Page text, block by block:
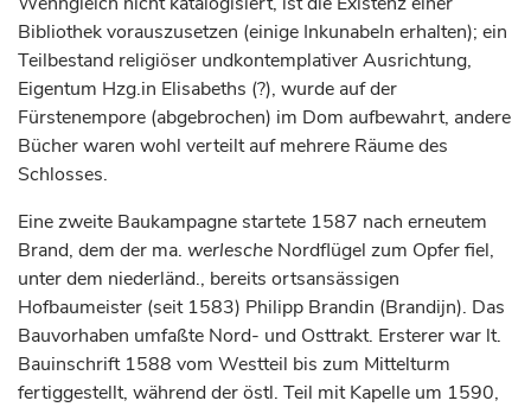
Bibliothek vorauszusetzen (einige Inkunabeln erhalten); ein
Teilbestand religiöser undkontemplativer Ausrichtung,
Eigentum Hzg.in Elisabeths (?), wurde auf der
Fürstenempore (abgebrochen) im Dom aufbewahrt, andere
Bücher waren wohl verteilt auf mehrere Räume des
Schlosses.
Eine zweite Baukampagne startete 1587 nach erneutem
Brand, dem der ma. werlesche Nordflügel zum Opfer fiel,
unter dem niederländ., bereits ortsansässigen
Hofbaumeister (seit 1583) Philipp Brandin (Brandijn). Das
Bauvorhaben umfaßte Nord- und Osttrakt. Ersterer war lt.
Bauinschrift 1588 vom Westteil bis zum Mittelturm
fertiggestellt, während der östl. Teil mit Kapelle um 1590,